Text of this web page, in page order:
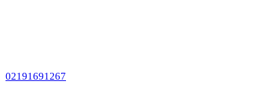
02191691267